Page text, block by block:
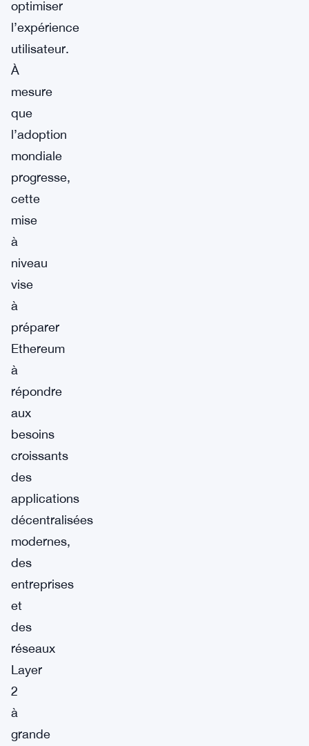
optimiser
l’expérience
utilisateur.
À
mesure
que
l’adoption
mondiale
progresse,
cette
mise
à
niveau
vise
à
préparer
Ethereum
à
répondre
aux
besoins
croissants
des
applications
décentralisées
modernes,
des
entreprises
et
des
réseaux
Layer
2
à
grande